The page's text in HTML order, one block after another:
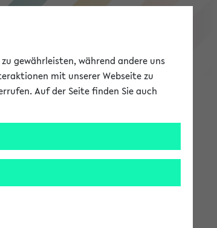
eKVV
steht.
gewährleisten, während andere uns
mit unserer Webseite zu
Auf der Seite finden Sie auch